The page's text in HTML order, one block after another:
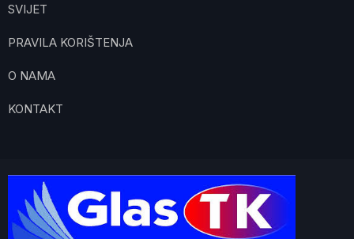
SVIJET
PRAVILA KORIŠTENJA
O NAMA
KONTAKT